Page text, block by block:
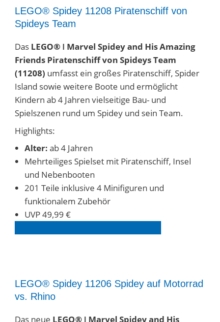
LEGO® Spidey 11208 Piratenschiff von
Spideys Team
Das LEGO® ǀ Marvel Spidey and His Amazing
Friends Piratenschiff von Spideys Team
(11208) umfasst ein großes Piratenschiff, Spider
Island sowie weitere Boote und ermöglicht
Kindern ab 4 Jahren vielseitige Bau- und
Spielszenen rund um Spidey und sein Team.
Highlights:
Alter: ab 4 Jahren
Mehrteiliges Spielset mit Piratenschiff, Insel
und Nebenbooten
201 Teile inklusive 4 Minifiguren und
funktionalem Zubehör
UVP 49,99 €
LEGO® Spidey 11206 Spidey auf Motorrad
vs. Rhino
Das neue LEGO® ǀ Marvel Spidey and His